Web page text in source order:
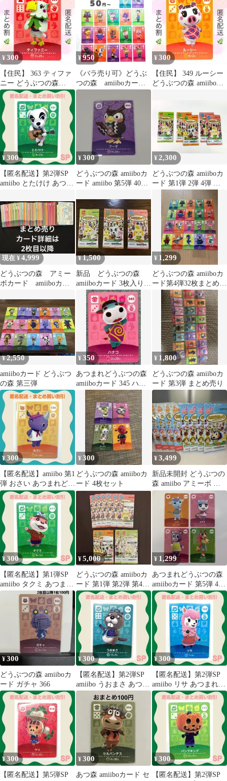
¥300
【住民】 363 ティファ
ニー どうぶつの森
amiiboカード
¥950
《バラ売り可》どうぶ
つの森 amiiboカー
ド SPカード 第4弾
¥300
【住民】 349 ルーシー
どうぶつの森 amiiboカ
¥300
【匿名配送】第2弾SP
amiibo とたけけ あつま
¥300
どうぶつの森 amiiboカ
ード amiibo 第5弾 406
¥ 2,300
どうぶつの森 amiiboカ
ード 第1弾 2弾 4弾 計5
パック 未開封
現在 ¥4,999
どうぶつの森 アミー
ボカード amiiboカー
¥1,500
新品 どうぶつの森
amiiboカード 3枚入り
第一弾、二弾、四弾セ
ット
¥ 1,299
どうぶつの森 amiiboカ
ード第4弾32枚まとめ売
¥2,550
amiiboカード どうぶつ
の森 第三弾
¥350
あつまれどうぶつの森
amiiboカード 345 ハナ
¥ 1,800
どうぶつの森 amiiboカ
ード 第3弾 まとめ売り
¥300
【匿名配送】amiibo 第1
弾 おさい あつまれどう
ぶつの森
¥300
どうぶつの森 amiiboカ
ード 4枚セット
¥3,499
新品未開封 どうぶつの
森 amiibo アミーボ 第3
弾 第5弾 8パックセット
¥300
【匿名配送】第1弾SP
amiibo タクミ あつまれ
どうぶつの森
¥5,000
どうぶつの森 amiiboカ
ード 第1弾 第2弾 第4弾
まとめ売り
¥ 1,299
あつまれどうぶつの森
amiiboカード 第5弾 4枚
セット
¥300
どうぶつの森 amiiboカ
ード ガチャ 366
¥300
【匿名配送】第2弾SP
amiibo うおまさ あつま
れどうぶつの森
¥300
【匿名配送】第2弾SP
amiibo リサ あつまれど
うぶつの森
¥300
【匿名配送】第5弾SP
¥300
あつ森 amiiboカード セ
¥300
【匿名配送】第2弾SP